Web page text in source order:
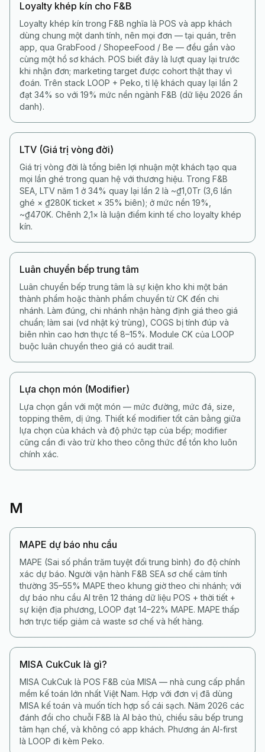
Loyalty khép kín cho F&B
Loyalty khép kín trong F&B nghĩa là POS và app khách
dùng chung một danh tính, nên mọi đơn — tại quán, trên
app, qua GrabFood / ShopeeFood / Be — đều gắn vào
cùng một hồ sơ khách. POS biết đây là lượt quay lại trước
khi nhận đơn; marketing target được cohort thật thay vì
đoán. Trên stack LOOP + Peko, tỉ lệ khách quay lại lần 2
đạt 34% so với 19% mức nền ngành F&B (dữ liệu 2026 ẩn
danh).
LTV (Giá trị vòng đời)
Giá trị vòng đời là tổng biên lợi nhuận một khách tạo qua
mọi lần ghé trong quan hệ với thương hiệu. Trong F&B
SEA, LTV năm 1 ở 34% quay lại lần 2 là ~₫1,0Tr (3,6 lần
ghé × ₫280K ticket × 35% biên); ở mức nền 19%,
~₫470K. Chênh 2,1× là luận điểm kinh tế cho loyalty khép
kín.
Luân chuyển bếp trung tâm
Luân chuyển bếp trung tâm là sự kiện kho khi một bán
thành phẩm hoặc thành phẩm chuyển từ CK đến chi
nhánh. Làm đúng, chi nhánh nhận hàng định giá theo giá
chuẩn; làm sai (vd nhật ký trùng), COGS bị tính đúp và
biên nhìn cao hơn thực tế 8–15%. Module CK của LOOP
buộc luân chuyển theo giá có audit trail.
Lựa chọn món (Modifier)
Lựa chọn gắn với một món — mức đường, mức đá, size,
topping thêm, dị ứng. Thiết kế modifier tốt cân bằng giữa
lựa chọn của khách và độ phức tạp của bếp; modifier
cũng cần đi vào trừ kho theo công thức để tồn kho luôn
chính xác.
M
MAPE dự báo nhu cầu
MAPE (Sai số phần trăm tuyệt đối trung bình) đo độ chính
xác dự báo. Người vận hành F&B SEA sơ chế cảm tính
thường 35–55% MAPE theo khung giờ theo chi nhánh; với
dự báo nhu cầu AI trên 12 tháng dữ liệu POS + thời tiết +
sự kiện địa phương, LOOP đạt 14–22% MAPE. MAPE thấp
hơn trực tiếp giảm cả waste sơ chế và hết hàng.
MISA CukCuk là gì?
MISA CukCuk là POS F&B của MISA — nhà cung cấp phần
mềm kế toán lớn nhất Việt Nam. Hợp với đơn vị đã dùng
MISA kế toán và muốn tích hợp sổ cái sạch. Năm 2026 các
đánh đổi cho chuỗi F&B là AI bảo thủ, chiều sâu bếp trung
tâm hạn chế, và không có app khách. Phương án AI-first
là LOOP đi kèm Peko.